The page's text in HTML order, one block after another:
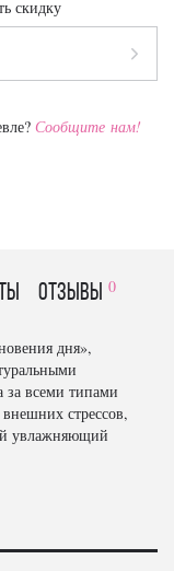
скидку
Сообщите нам!
отзывы 0
дня»,
за всеми типами
стрессов,
увлажняющий